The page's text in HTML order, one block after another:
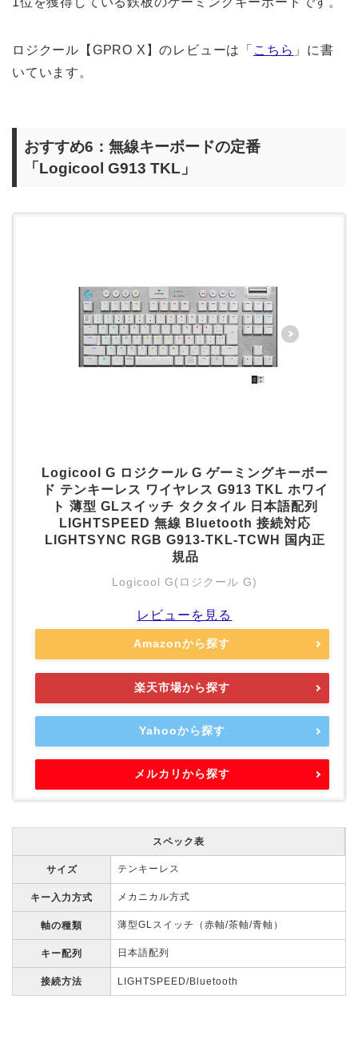
ロジクール【GPRO X】のレビューは「 こちら 」に書
いています。
おすすめ6：無線キーボードの定番
「Logicool G913 TKL」
Logicool G ロジクール G ゲーミングキーボー
ド テンキーレス ワイヤレス G913 TKL ホワイ
ト 薄型 GLスイッチ タクタイル 日本語配列
LIGHTSPEED 無線 Bluetooth 接続対応
LIGHTSYNC RGB G913-TKL-TCWH 国内正
規品
Logicool G(ロジクール G)
レビューを見る
Amazonから探す
楽天市場から探す
Yahooから探す
メルカリから探す
スペック表
サイズ テンキーレス
キー入力方式 メカニカル方式
軸の種類 薄型GLスイッチ（赤軸/茶軸/青軸）
キー配列 日本語配列
接続方法 LIGHTSPEED/Bluetooth